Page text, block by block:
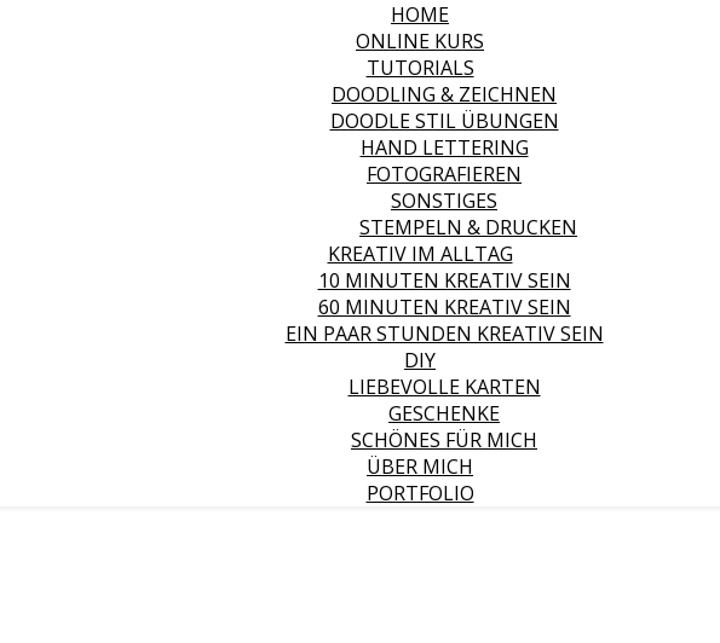
HOME
ONLINE KURS
TUTORIALS
DOODLING & ZEICHNEN
DOODLE STIL ÜBUNGEN
HAND LETTERING
FOTOGRAFIEREN
SONSTIGES
STEMPELN & DRUCKEN
KREATIV IM ALLTAG
10 MINUTEN KREATIV SEIN
60 MINUTEN KREATIV SEIN
EIN PAAR STUNDEN KREATIV SEIN
DIY
LIEBEVOLLE KARTEN
GESCHENKE
SCHÖNES FÜR MICH
ÜBER MICH
PORTFOLIO